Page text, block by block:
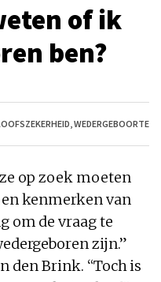
of ik
ben?
WEDERGEBOORTE
op zoek moeten
kenmerken van
om de vraag te
zijn.”
den Brink. “Toch is